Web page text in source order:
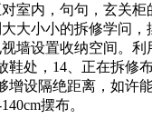
内，句句，玄关
大小小的拆修学问
墙设置收纳空间。
处，14、正在拆
设隔绝距离，如
摆布。